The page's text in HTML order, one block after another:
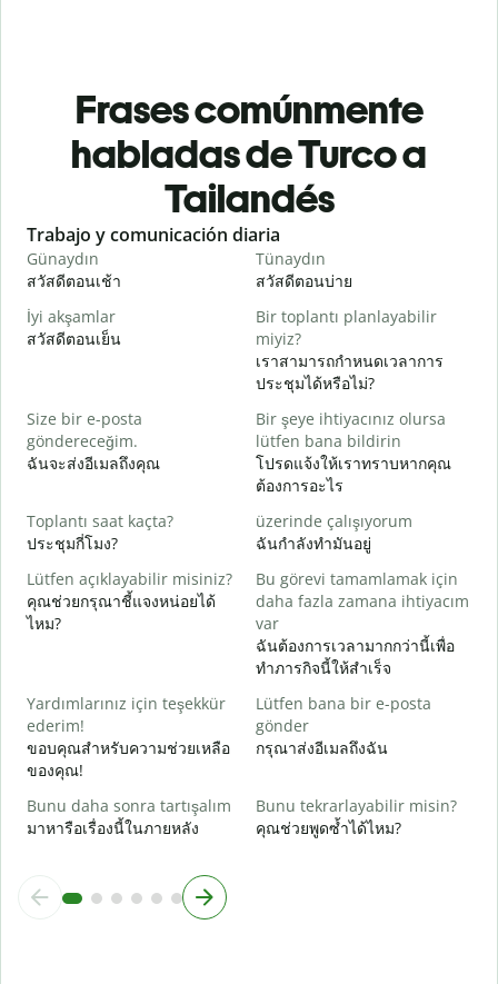
Frases comúnmente
habladas de Turco a
Tailandés
Slide 1 of 6
Trabajo y comunicación diaria
Günaydın
สวัสดีตอนเช้า
Tünaydın
สวัสดีตอนบ่าย
İyi akşamlar
สวัสดีตอนเย็น
Bir toplantı planlayabilir
miyiz?
เราสามารถกำหนดเวลาการ
ประชุมได้หรือไม่?
Size bir e-posta
göndereceğim.
ฉันจะส่งอีเมลถึงคุณ
Bir şeye ihtiyacınız olursa
lütfen bana bildirin
โปรดแจ้งให้เราทราบหากคุณ
ต้องการอะไร
Toplantı saat kaçta?
ประชุมกี่โมง?
üzerinde çalışıyorum
ฉันกำลังทำมันอยู่
Lütfen açıklayabilir misiniz?
คุณช่วยกรุณาชี้แจงหน่อยได้
ไหม?
Bu görevi tamamlamak için
daha fazla zamana ihtiyacım
var
ฉันต้องการเวลามากกว่านี้เพื่อ
ทำภารกิจนี้ให้สำเร็จ
Yardımlarınız için teşekkür
ederim!
ขอบคุณสำหรับความช่วยเหลือ
ของคุณ!
Lütfen bana bir e-posta
gönder
กรุณาส่งอีเมลถึงฉัน
Bunu daha sonra tartışalım
มาหารือเรื่องนี้ในภายหลัง
Bunu tekrarlayabilir misin?
คุณช่วยพูดซ้ำได้ไหม?